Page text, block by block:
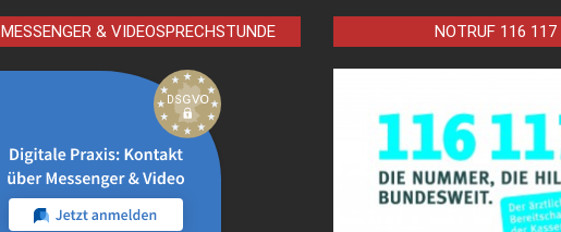
MESSENGER & VIDEOSPRECHSTUNDE NOTRUF 116 117